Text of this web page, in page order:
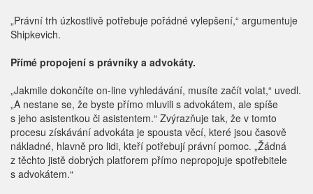
„Právní trh úzkostlivě potřebuje pořádné vylepšení,“ argumentuje
Shipkevich.
Přímé propojení s právníky a advokáty.
„Jakmile dokončíte on-line vyhledávání, musíte začít volat,“ uvedl.
„A nestane se, že byste přímo mluvili s advokátem, ale spíše
s jeho asistentkou či asistentem.“ Zvýrazňuje tak, že v tomto
procesu získávání advokáta je spousta věcí, které jsou časově
nákladné, hlavně pro lidi, kteří potřebují právní pomoc. „Žádná
z těchto jistě dobrých platforem přímo nepropojuje spotřebitele
s advokátem.“